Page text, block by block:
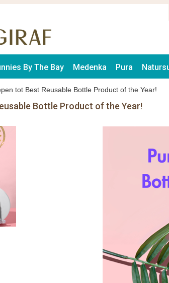
By The Bay Medenka Pura
tot Best Reusable Bottle Product of the Year!
Bottle Product of the Year!